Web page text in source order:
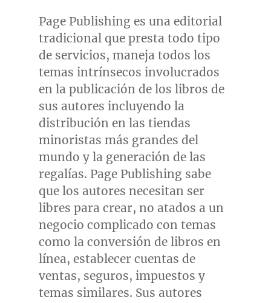
Page Publishing es una editorial
tradicional que presta todo tipo
de servicios, maneja todos los
temas intrínsecos involucrados
en la publicación de los libros de
sus autores incluyendo la
distribución en las tiendas
minoristas más grandes del
mundo y la generación de las
regalías. Page Publishing sabe
que los autores necesitan ser
libres para crear, no atados a un
negocio complicado con temas
como la conversión de libros en
línea, establecer cuentas de
ventas, seguros, impuestos y
temas similares. Sus autores